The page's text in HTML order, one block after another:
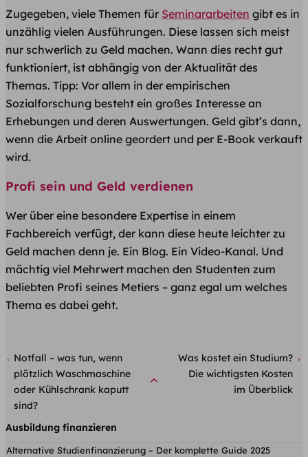
Zugegeben, viele Themen für Seminararbeiten gibt es in
unzählig vielen Ausführungen. Diese lassen sich meist
nur schwerlich zu Geld machen. Wann dies recht gut
funktioniert, ist abhängig von der Aktualität des
Themas. Tipp: Vor allem in der empirischen
Sozialforschung besteht ein großes Interesse an
Erhebungen und deren Auswertungen. Geld gibt’s dann,
wenn die Arbeit online geordert und per E-Book verkauft
wird.
Profi sein und Geld verdienen
Wer über eine besondere Expertise in einem
Fachbereich verfügt, der kann diese heute leichter zu
Geld machen denn je. Ein Blog. Ein Video-Kanal. Und
mächtig viel Mehrwert machen den Studenten zum
beliebten Profi seines Metiers – ganz egal um welches
Thema es dabei geht.
Notfall – was tun, wenn
plötzlich Waschmaschine
oder Kühlschrank kaputt
sind?
Was kostet ein Studium?
Die wichtigsten Kosten
im Überblick
Ausbildung finanzieren
Alternative Studienfinanzierung – Der komplette Guide 2025